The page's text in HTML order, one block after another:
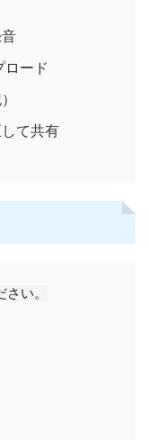
ード
て共有
い。